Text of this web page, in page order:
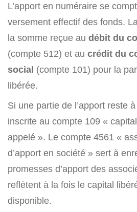
L’apport en numéraire se
versement effectif des fonds.
la somme reçue au débit du
(compte 512) et au crédit du
social (compte 101) pour la
libérée.
Si une partie de l’apport reste
inscrite au compte 109 «
appelé ». Le compte 4561 «
d’apport en société » sert à
promesses d’apport des
reflètent à la fois le capital
disponible.